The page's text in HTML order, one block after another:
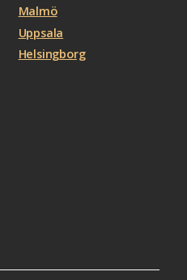
Malmö
Uppsala
Helsingborg